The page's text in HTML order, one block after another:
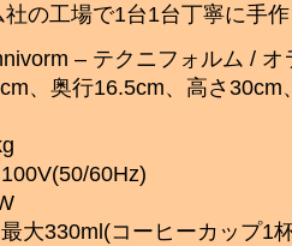
の工場で1台1台丁寧に手
– テクニフォルム / オ
、奥行16.5cm、高さ30cm
60Hz)
大330ml(コーヒーカップ1